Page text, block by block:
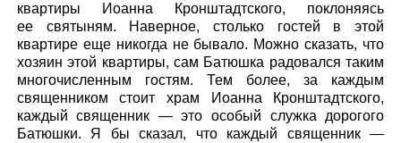
квартиры Иоанна Кронштадтского, поклоняясь
ее святыням. Наверное, столько гостей в этой
квартире еще никогда не бывало. Можно сказать, что
хозяин этой квартиры, сам Батюшка радовался таким
многочисленным гостям. Тем более, за каждым
священником стоит храм Иоанна Кронштадтского,
каждый священник — это особый служка дорогого
Батюшки. Я бы сказал, что каждый священник —